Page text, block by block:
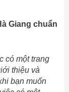
Giang chuẩn
có một trang
thiệu và
bạn muốn